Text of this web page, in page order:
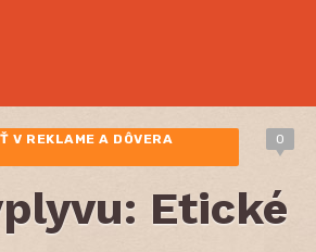
V REKLAME A DÔVERA
0
Etické